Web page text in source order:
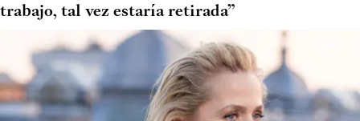
trabajo, tal vez estaría retirada”